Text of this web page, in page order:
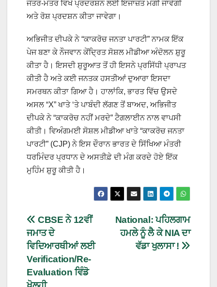
ਜੰਤਰ-ਮੰਤਰ ਵਿਖੇ ਪ੍ਰਦਰਸ਼ਨ ਲਈ ਇਜਾਜ਼ਤ ਮੰਗੀ ਜਾਵੇਗੀ
ਅਤੇ ਰੋਸ਼ ਪ੍ਰਦਸ਼ਨ ਕੀਤਾ ਜਾਵੇਗਾ।
ਅਭਿਜੀਤ ਦੀਪਕੇ ਨੇ “ਕਾਕਰੋਚ ਜਨਤਾ ਪਾਰਟੀ” ਨਾਮਕ ਇੱਕ
ਪੇਜ ਬਣਾ ਕੇ ਨੌਜਵਾਨ ਕੇਂਦ੍ਰਿਤ ਸੋਸ਼ਲ ਮੀਡੀਆ ਅੰਦੋਲਨ ਸ਼ੁਰੂ
ਕੀਤਾ ਹੈ। ਇਸਦੀ ਸ਼ੁਰੂਆਤ ਤੋਂ ਹੀ ਇਸਨੇ ਪ੍ਰਸਿੱਧੀ ਪ੍ਰਾਪਤ
ਕੀਤੀ ਹੈ ਅਤੇ ਕਈ ਜਨਤਕ ਹਸਤੀਆਂ ਦੁਆਰਾ ਇਸਦਾ
ਸਮਰਥਨ ਕੀਤਾ ਗਿਆ ਹੈ। ਹਾਲਾਂਕਿ, ਭਾਰਤ ਵਿੱਚ ਉਸਦੇ
ਅਸਲ “X” ਖਾਤੇ ‘ਤੇ ਪਾਬੰਦੀ ਲੱਗਣ ਤੋਂ ਬਾਅਦ, ਅਭਿਜੀਤ
ਦੀਪਕੇ ਨੇ “ਕਾਕਰੋਚ ਨਹੀਂ ਮਰਦੇ” ਟੈਗਲਾਈਨ ਨਾਲ ਵਾਪਸੀ
ਕੀਤੀ। ਵਿਅੰਗਮਈ ਸੋਸ਼ਲ ਮੀਡੀਆ ਖਾਤੇ “ਕਾਕਰੋਚ ਜਨਤਾ
ਪਾਰਟੀ” (CJP) ਨੇ ਇਸ ਦੌਰਾਨ ਭਾਰਤ ਦੇ ਸਿੱਖਿਆ ਮੰਤਰੀ
ਧਰਮਿੰਦਰ ਪ੍ਰਧਾਨ ਦੇ ਅਸਤੀਫ਼ੇ ਦੀ ਮੰਗ ਕਰਦੇ ਹੋਏ ਇੱਕ
ਮੁਹਿੰਮ ਸ਼ੁਰੂ ਕੀਤੀ ਹੈ।
National: ਪਹਿਲਗਾਮ
ਹਮਲੇ ਨੂੰ ਲੈ ਕੇ NIA ਦਾ
ਵੱਡਾ ਖੁਲਾਸਾ !
CBSE ਨੇ 12ਵੀਂ
ਜਮਾਤ ਦੇ
ਵਿਦਿਆਰਥੀਆਂ ਲਈ
Verification/Re-
Evaluation ਵਿੰਡੋ